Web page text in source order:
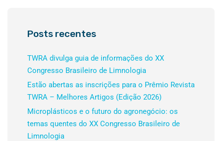
Posts recentes
TWRA divulga guia de informações do XX
Congresso Brasileiro de Limnologia
Estão abertas as inscrições para o Prêmio Revista
TWRA – Melhores Artigos (Edição 2026)
Microplásticos e o futuro do agronegócio: os
temas quentes do XX Congresso Brasileiro de
Limnologia